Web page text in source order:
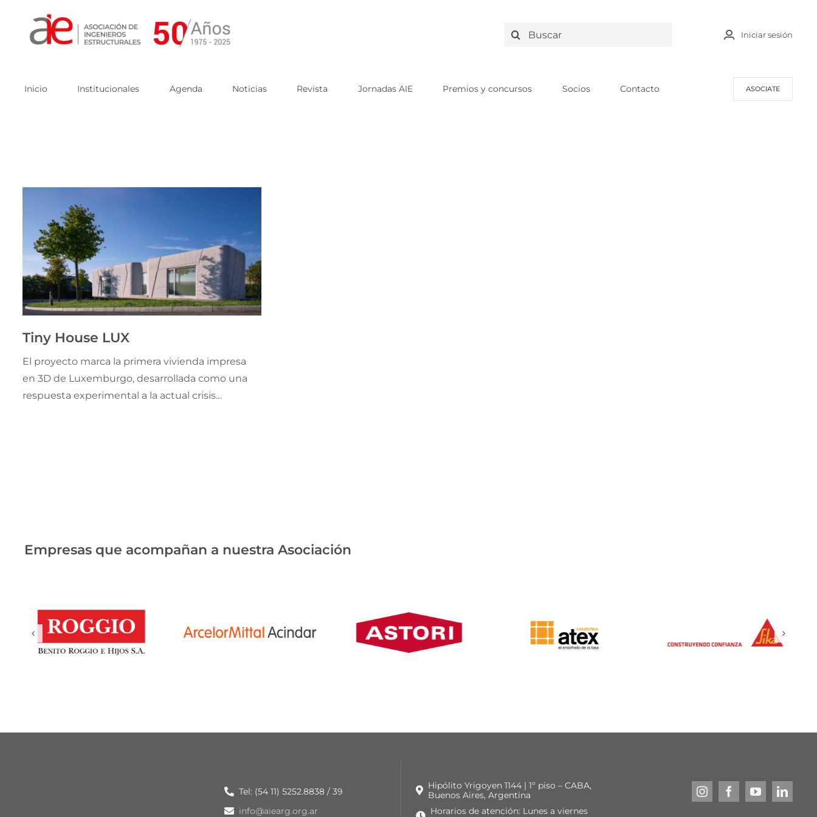
content
Search
Iniciar sesión
Inicio Institucionales Agenda Noticias Revista Jornadas AIE Premios y concursos Socios Contacto ASOCIATE
Tiny House LUX
El proyecto marca la primera vivienda impresa
en 3D de Luxemburgo, desarrollada como una
respuesta experimental a la actual crisis
Empresas que acompañan a nuestra Asociación
Tel: (54 11) 5252.8838 / 39
info@aiearg.org.ar
Hipólito Yrigoyen 1144 | 1º piso – CABA,
Buenos Aires, Argentina
Horarios de atención: Lunes a viernes